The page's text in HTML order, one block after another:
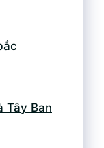
Tây Ban